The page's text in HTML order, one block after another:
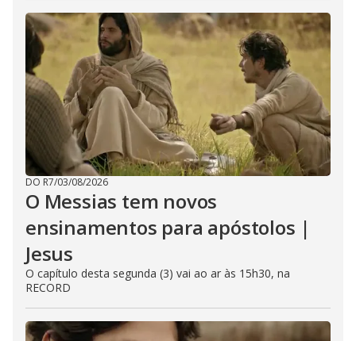
DO R7/03/08/2026
O Messias tem novos
ensinamentos para apóstolos |
Jesus
O capítulo desta segunda (3) vai ao ar às 15h30, na
RECORD